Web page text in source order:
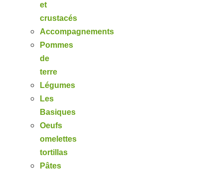
et
crustacés
Accompagnements
Pommes
de
terre
Légumes
Les
Basiques
Oeufs
omelettes
tortillas
Pâtes